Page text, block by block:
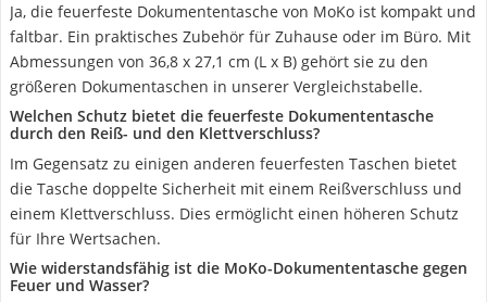
Ja, die feuerfeste Dokumententasche von MoKo ist kompakt und
faltbar. Ein praktisches Zubehör für Zuhause oder im Büro. Mit
Abmessungen von ‎36,8 x 27,1 cm (L x B) gehört sie zu den
größeren Dokumentaschen in unserer Vergleichstabelle.
Welchen Schutz bietet die feuerfeste Dokumententasche
durch den Reiß- und den Klettverschluss?
Im Gegensatz zu einigen anderen feuerfesten Taschen bietet
die Tasche doppelte Sicherheit mit einem Reißverschluss und
einem Klettverschluss. Dies ermöglicht einen höheren Schutz
für Ihre Wertsachen.
Wie widerstandsfähig ist die MoKo-Dokumententasche gegen
Feuer und Wasser?